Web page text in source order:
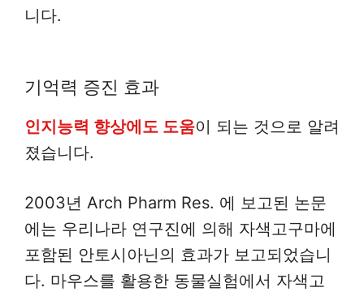
니다.
기억력 증진 효과
인지능력 향상에도 도움이 되는 것으로 알려
졌습니다.
2003년 Arch Pharm Res. 에 보고된 논문
에는 우리나라 연구진에 의해 자색고구마에
포함된 안토시아닌의 효과가 보고되었습니
다. 마우스를 활용한 동물실험에서 자색고